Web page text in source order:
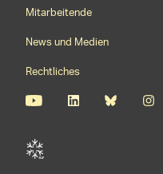
Mitarbeitende
News und Medien
Rechtliches